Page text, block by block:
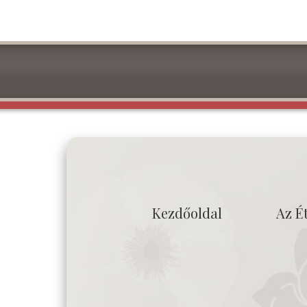
Kezdőoldal Az